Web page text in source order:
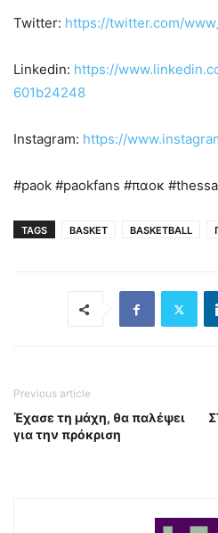
Twitter: https://twitter.com/
Linkedin: https://
601b24248
Instagram: https://
#paok #paokfans #παοκ
TAGS BASKET BASKETBALL
Previous article
Έχασε τη μάχη, θα παλέψει
για την πρόκριση